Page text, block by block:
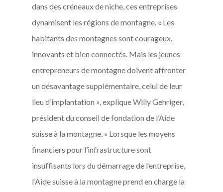
dans des créneaux de niche, ces entreprises
dynamisent les régions de montagne. « Les
habitants des montagnes sont courageux,
innovants et bien connectés. Mais les jeunes
entrepreneurs de montagne doivent affronter
un désavantage supplémentaire, celui de leur
lieu d’implantation », explique Willy Gehriger,
président du conseil de fondation de l’Aide
suisse à la montagne. « Lorsque les moyens
financiers pour l’infrastructure sont
insuffisants lors du démarrage de l’entreprise,
l’Aide suisse à la montagne prend en charge la